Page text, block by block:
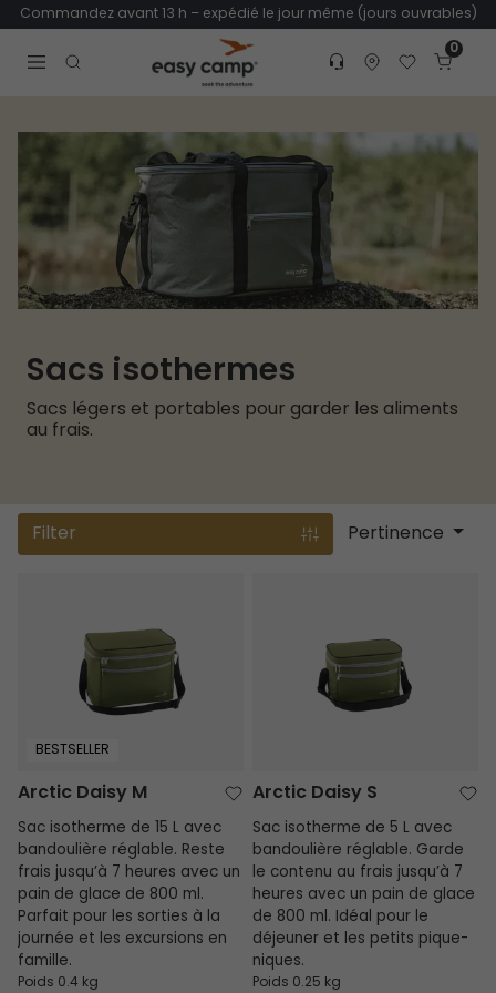
Commandez avant 13 h – expédié le jour même (jours ouvrables)
Open search modal
Customer service
Find dealer
Favorites
Cart
0
Sacs isothermes
Sacs légers et portables pour garder les aliments
au frais.
Filter Pertinence
BESTSELLER
Arctic Daisy M
Sac isotherme de 15 L avec
bandoulière réglable. Reste
frais jusqu’à 7 heures avec un
pain de glace de 800 ml.
Parfait pour les sorties à la
journée et les excursions en
famille.
Poids 0.4 kg
Arctic Daisy S
Sac isotherme de 5 L avec
bandoulière réglable. Garde
le contenu au frais jusqu’à 7
heures avec un pain de glace
de 800 ml. Idéal pour le
déjeuner et les petits pique-
niques.
Poids 0.25 kg